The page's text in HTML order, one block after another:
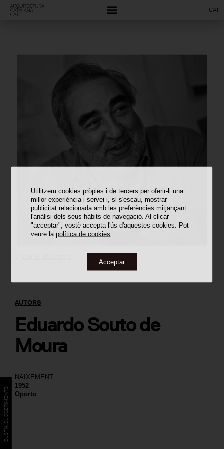
Utilitzem cookies pròpies i de tercers per oferir-li una
millor experiència i servei i, si s'escau, mostrar
publicitat relacionada amb les preferències mitjançant
l'anàlisi dels seus hàbits de navegació. Al clicar
"acceptar", vostè accepta l'ús d'aquestes cookies. Pot
veure lapolítica de cookies
Acceptar
CAT
NAIXEMENT
1952
Oporto
AUTORS
Eduardo Souto de
Moura
BÚSTIA SUGGERIMENTS